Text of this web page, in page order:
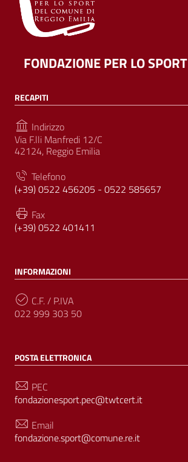
FONDAZIONE PER LO SPORT
RECAPITI
Indirizzo
Via F.lli Manfredi 12/C
42124, Reggio Emilia
Telefono
(+39) 0522 456205 - 0522 585657
Fax
(+39) 0522 401411
INFORMAZIONI
C.F. / P.IVA
022 999 303 50
POSTA ELETTRONICA
PEC
fondazionesport.pec@twtcert.it
Email
fondazione.sport@comune.re.it